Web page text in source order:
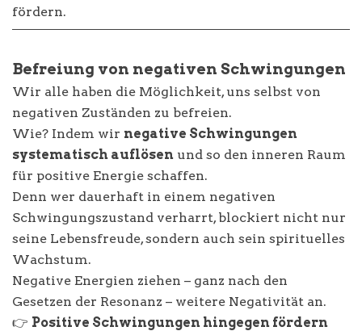
fördern.
Befreiung von negativen Schwingungen
Wir alle haben die Möglichkeit, uns selbst von
negativen Zuständen zu befreien.
Wie? Indem wir negative Schwingungen
systematisch auflösen und so den inneren Raum
für positive Energie schaffen.
Denn wer dauerhaft in einem negativen
Schwingungszustand verharrt, blockiert nicht nur
seine Lebensfreude, sondern auch sein spirituelles
Wachstum.
Negative Energien ziehen – ganz nach den
Gesetzen der Resonanz – weitere Negativität an.
👉 Positive Schwingungen hingegen fördern